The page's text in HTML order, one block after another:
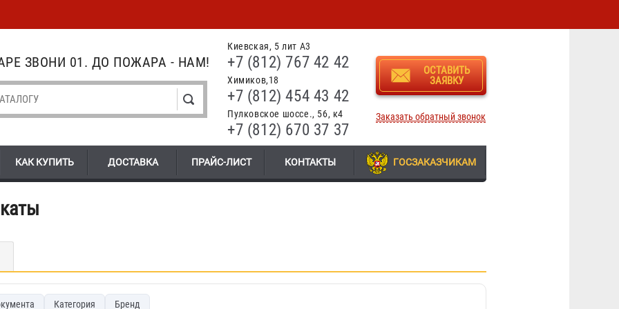
Киевская, 5 лит А3
+7 (812) 767 42 42
Химиков,18
+7 (812) 454 43 42
Пулковское шоссе., 56, к4
+7 (812) 670 37 37
ОСТАВИТЬ
ЗАЯВКУ
Заказать обратный звонок
ЗВОНИ 01. ДО ПОЖАРА - НАМ!
КАК КУПИТЬ ДОСТАВКА ПРАЙС-ЛИСТ КОНТАКТЫ ГОСЗАКАЗЧИКАМ
Категория Бренд